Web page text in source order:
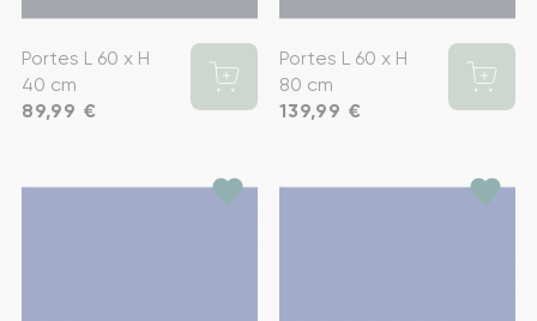
Portes L 60 x H
40 cm
Prix
89,99 €
Portes L 60 x H
80 cm
Prix
139,99 €
favorite favorite